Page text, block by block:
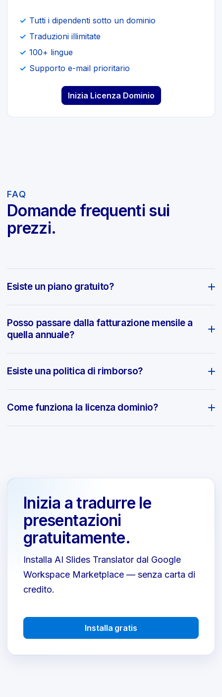
Tutti i dipendenti sotto un dominio
Traduzioni illimitate
100+ lingue
Supporto e-mail prioritario
Inizia Licenza Dominio
FAQ
Domande frequenti sui
prezzi.
Esiste un piano gratuito?
Posso passare dalla fatturazione mensile a
quella annuale?
Esiste una politica di rimborso?
Come funziona la licenza dominio?
Inizia a tradurre le
presentazioni
gratuitamente.
Installa AI Slides Translator dal Google
Workspace Marketplace — senza carta di
credito.
Installa gratis